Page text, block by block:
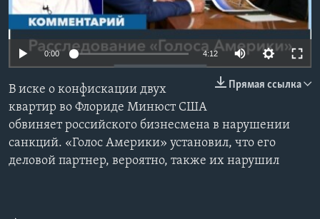
Learning English
Языки
0:00 4:12
Прямая ссылка
В иске о конфискации двух
квартир во Флориде Минюст США
обвиняет российского бизнесмена в нарушении
санкций. «Голос Америки» установил, что его
деловой партнер, вероятно, также их нарушил